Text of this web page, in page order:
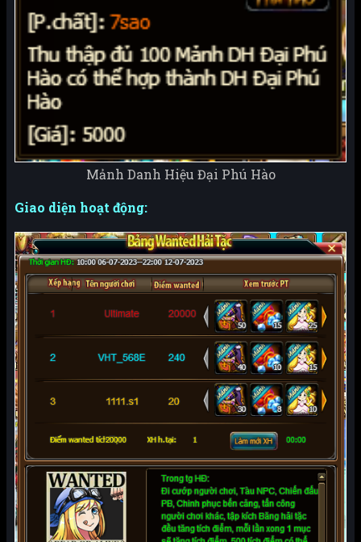
Mảnh Danh Hiệu Đại Phú Hào
Giao diện hoạt động: